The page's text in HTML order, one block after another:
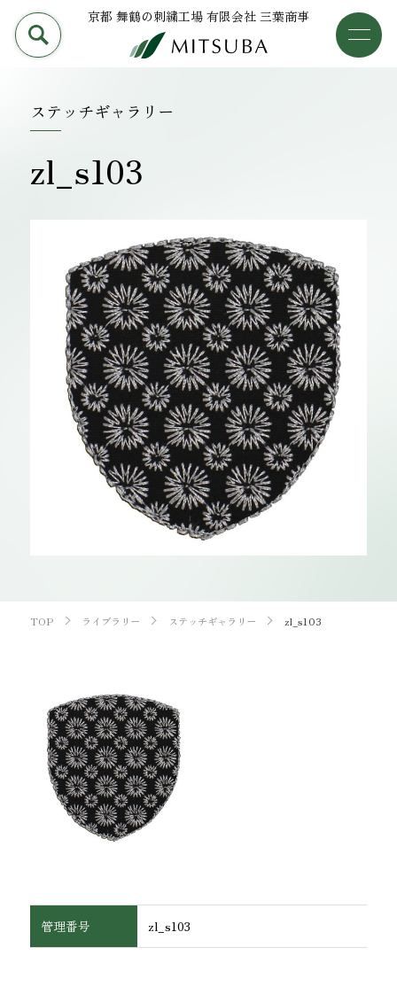
京都 舞鶴の刺繍工場 有限会社 三葉商事
三葉商事について
設備について
会社概要
採用情報
お知らせ
オンラインショップ
CONTACT お問い合わせ
PRODUCT 加工事例
OEM
製品刺繍
ステッチギャラリー
zl_s103
TOP ライブラリー ステッチギャラリー zl_s103
管理番号 zl_s103